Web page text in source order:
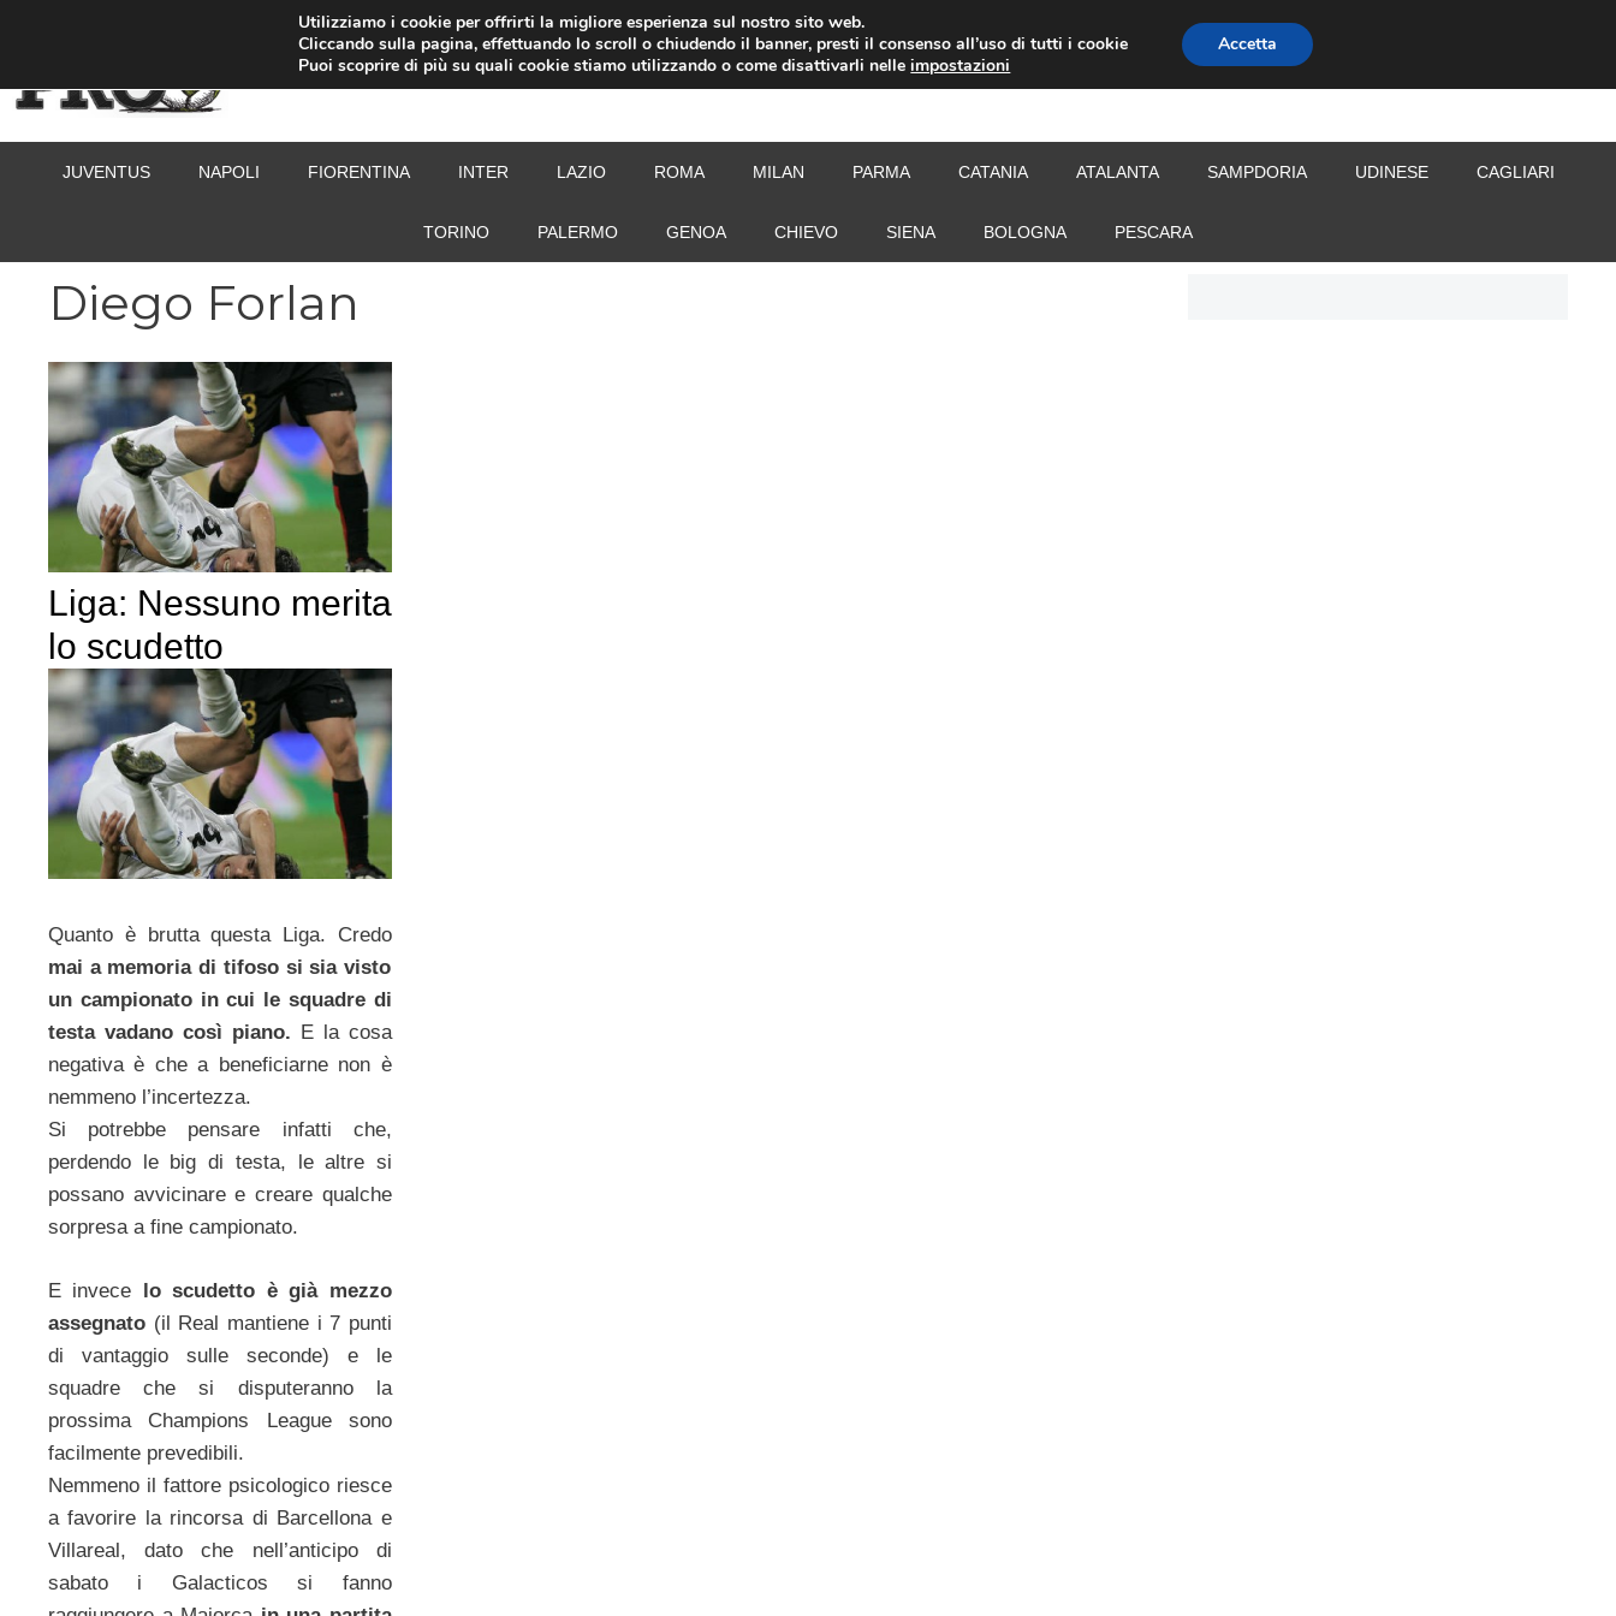
CALCIOMERCATO
JUVENTUS NAPOLI FIORENTINA INTER LAZIO ROMA MILAN PARMA CATANIA ATALANTA SAMPDORIA UDINESE CAGLIARI
TORINO PALERMO GENOA CHIEVO SIENA BOLOGNA PESCARA
Diego Forlan
Liga: Nessuno merita
lo scudetto
Quanto è brutta questa Liga. Credo
mai a memoria di tifoso si sia visto
un campionato in cui le squadre di
testa vadano così piano. E la cosa
negativa è che a beneficiarne non è
nemmeno l’incertezza.
Si potrebbe pensare infatti che,
perdendo le big di testa, le altre si
possano avvicinare e creare qualche
sorpresa a fine campionato.
E invece lo scudetto è già mezzo
assegnato (il Real mantiene i 7 punti
di vantaggio sulle seconde) e le
squadre che si disputeranno la
prossima Champions League sono
facilmente prevedibili.
Nemmeno il fattore psicologico riesce
a favorire la rincorsa di Barcellona e
Villareal, dato che nell’anticipo di
sabato i Galacticos si fanno
Utilizziamo i cookie per offrirti la migliore esperienza sul nostro sito web.
Cliccando sulla pagina, effettuando lo scroll o chiudendo il banner, presti il consenso all’uso di tutti i cookie
Puoi scoprire di più su quali cookie stiamo utilizzando o come disattivarli nelleimpostazioni
Accetta